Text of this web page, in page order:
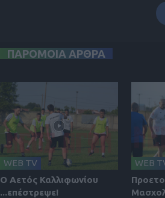
ΠΑΡΟΜΟΙΑ ΑΡΘΡΑ
WEB TV
Ο Αετός Καλλιφωνίου
...επέστρεψε!
WEB